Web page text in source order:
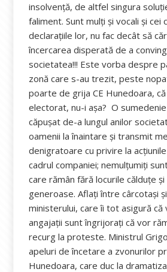
insolvență, de altfel singura
faliment. Sunt mulți și vocali și cei
declarațiile lor, nu fac decât să
încercarea disperată de a
societatea!!! Este vorba despre
zonă care s-au trezit, peste
poarte de grija CE Hunedoara,
electorat, nu-i așa? O
căpușat de-a lungul anilor
oamenii la înaintare și transmit
denigratoare cu privire la
cadrul companiei; nemulțumiți
care rămân fără locurile călduțe
generoase. Aflați între cârcotași
ministerului, care îi tot asigură că
angajații sunt îngrijorați că vor
recurg la proteste. Ministrul
apeluri de încetare a zvonurilor
Hunedoara, care duc la